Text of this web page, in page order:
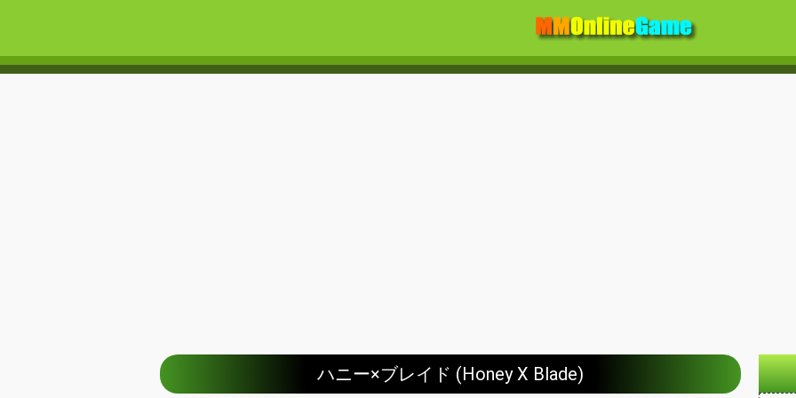
ハニー×ブレイド (Honey X Blade)